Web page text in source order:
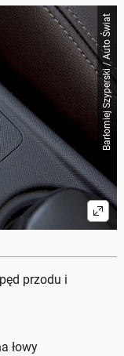
Barłomiej Szyperski / Auto Świat
przodu i
łowy